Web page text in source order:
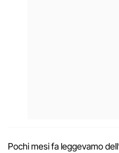
Pochi mesi fa leggevamo dell’